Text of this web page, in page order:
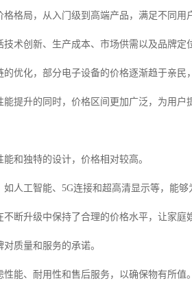
格局，从入门级到高端产品，满足不同用
术创新、生产成本、市场供需以及品牌定
优化，部分电子设备的价格逐渐趋于亲民
提升的同时，价格区间更加广泛，为用户
和独特的设计，价格相对较高。
人工智能、5G连接和超高清显示等，能够
断升级中保持了合理的价格水平，让家庭
质量和服务的承诺。
能、耐用性和售后服务，以确保物有所值。